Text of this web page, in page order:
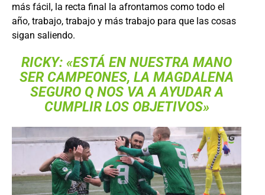
más fácil, la recta final la afrontamos como todo el
año, trabajo, trabajo y más trabajo para que las cosas
sigan saliendo.
RICKY: «ESTÁ EN NUESTRA MANO
SER CAMPEONES, LA MAGDALENA
SEGURO Q NOS VA A AYUDAR A
CUMPLIR LOS OBJETIVOS»